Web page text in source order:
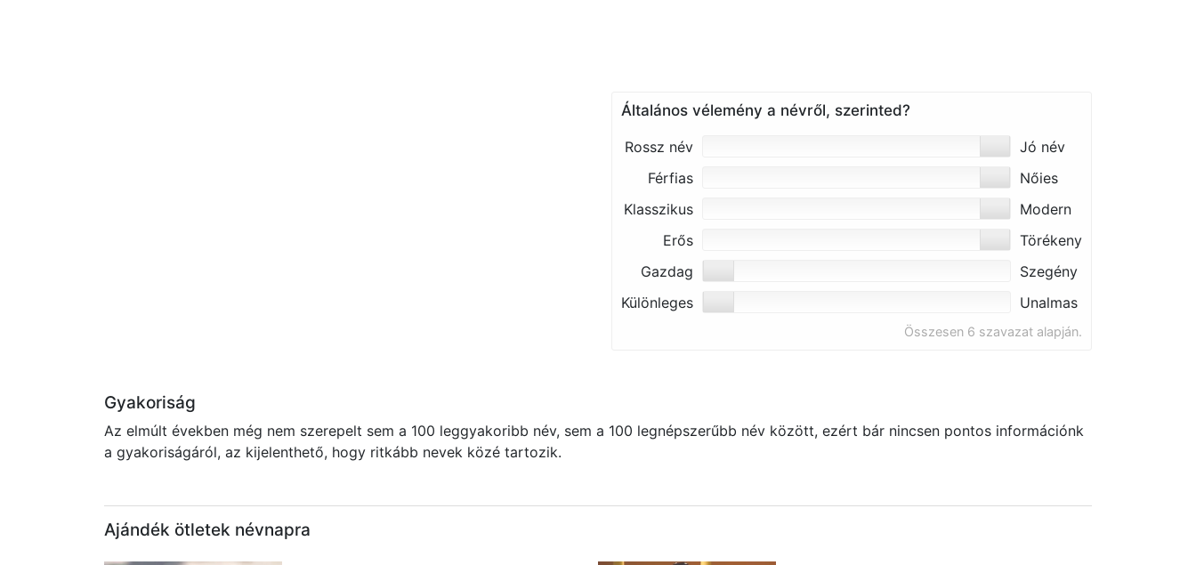
Általános vélemény a névről, szerinted?
Rossz név
Jó név
Férfias
Nőies
Klasszikus
Modern
Erős
Törékeny
Gazdag
Szegény
Különleges
Unalmas
Összesen 6 szavazat alapján.
Gyakoriság
Az elmúlt években még nem szerepelt sem a 100 leggyakoribb név, sem a 100 legnépszerűbb név között, ezért bár nincsen pontos információnk
a gyakoriságáról, az kijelenthető, hogy ritkább nevek közé tartozik.
Ajándék ötletek névnapra